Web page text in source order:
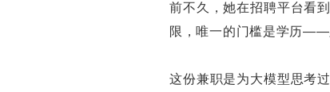
前不久，她在招聘平台看
限，唯一的门槛是学历——
这份兼职是为大模型思考